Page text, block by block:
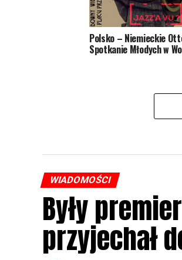
Polsko – Niemieckie
Spotkanie Młodych w
WIADOMOŚCI
Były
przyjechał